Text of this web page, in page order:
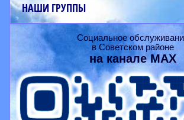
НАШИ ГРУППЫ
Социальное
в Советском районе
на каналеMAX